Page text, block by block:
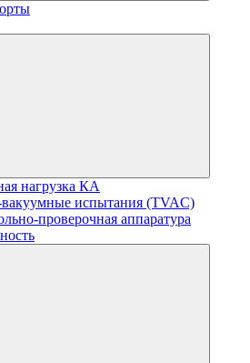
нагрузка КА
испытания (TVAC)
проверочная аппаратура